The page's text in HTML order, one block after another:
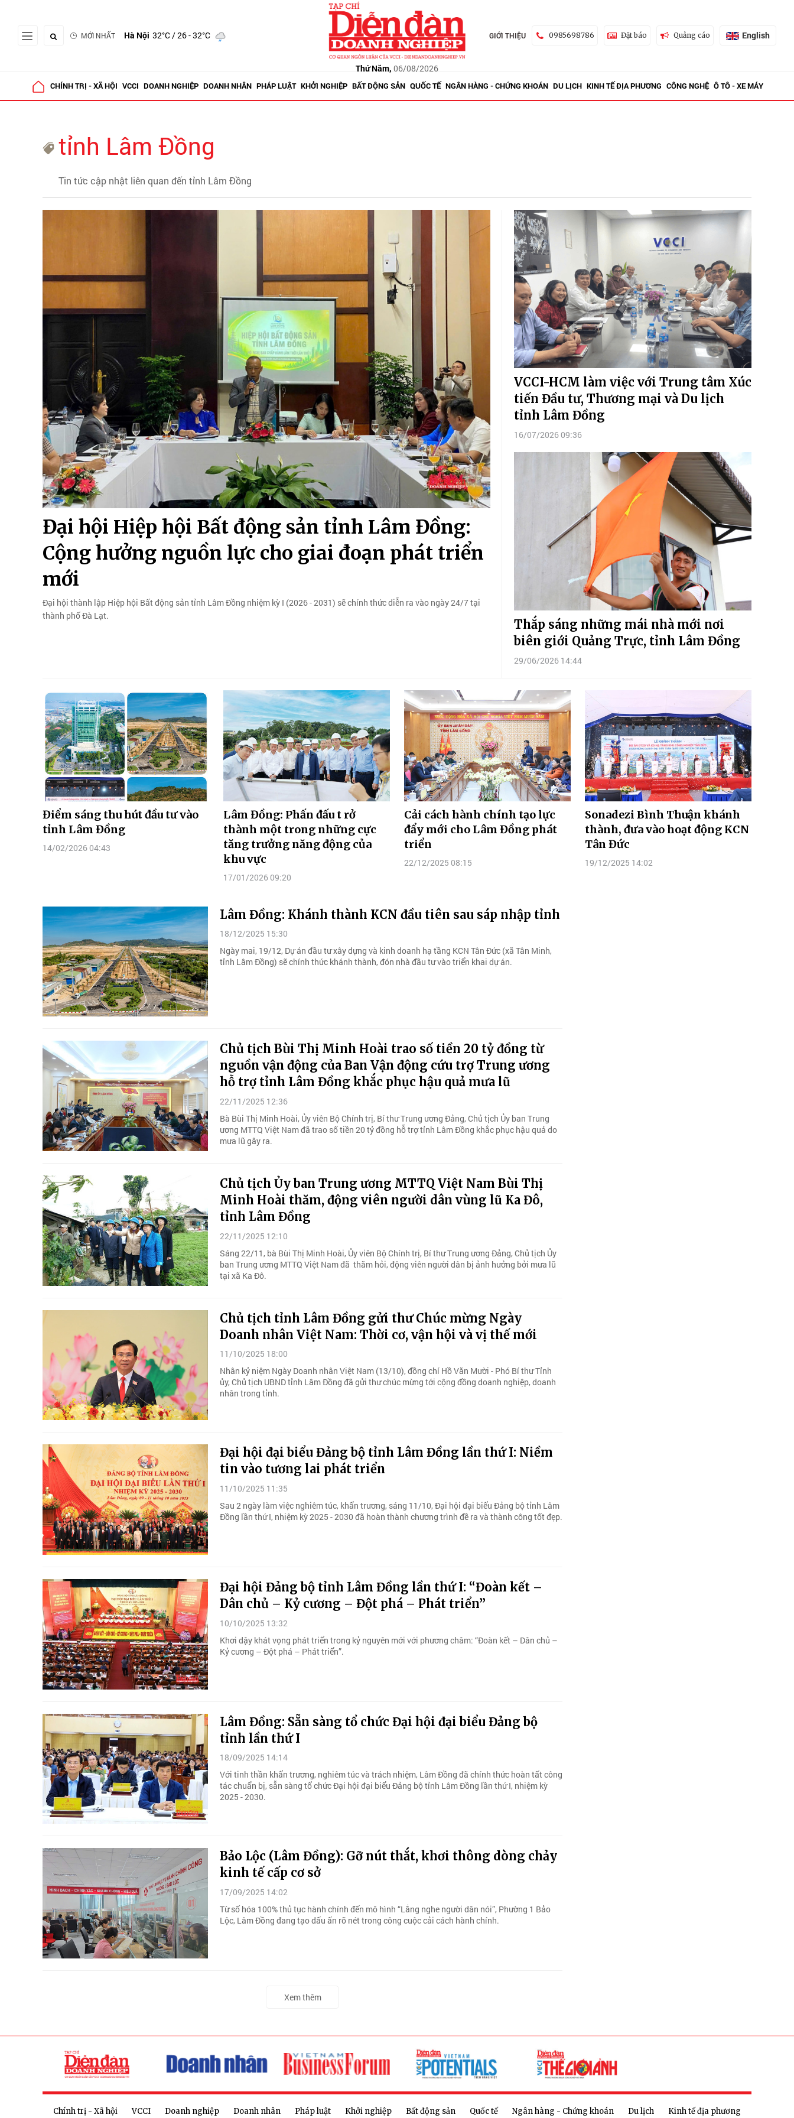
MỚI NHẤT Hà Nội 32°C/ 26 - 32°C
Thứ Năm, 06/08/2026
GIỚI THIỆU 0985698786 Đặt báo Quảng cáo English
CHÍNH TRỊ - XÃ HỘI VCCI DOANH NGHIỆP DOANH NHÂN PHÁP LUẬT KHỞI NGHIỆP BẤT ĐỘNG SẢN QUỐC TẾ NGÂN HÀNG - CHỨNG KHOÁN DU LỊCH KINH TẾ ĐỊA PHƯƠNG CÔNG NGHỆ Ô TÔ - XE MÁY
tỉnh Lâm Đồng
Tin tức cập nhật liên quan đến tỉnh Lâm Đồng
Đại hội Hiệp hội Bất động sản tỉnh Lâm Đồng:
Cộng hưởng nguồn lực cho giai đoạn phát triển
mới
Đại hội thành lập Hiệp hội Bất động sản tỉnh Lâm Đồng nhiệm kỳ I (2026 - 2031) sẽ chính thức diễn ra vào ngày 24/7 tại
thành phố Đà Lạt.
VCCI-HCM làm việc với Trung tâm Xúc
tiến Đầu tư, Thương mại và Du lịch
tỉnh Lâm Đồng
16/07/2026 09:36
Thắp sáng những mái nhà mới nơi
biên giới Quảng Trực, tỉnh Lâm Đồng
29/06/2026 14:44
Điểm sáng thu hút đầu tư vào
tỉnh Lâm Đồng
14/02/2026 04:43
Lâm Đồng: Phấn đấu t rở
thành một trong những cực
tăng trưởng năng động của
khu vực
17/01/2026 09:20
Cải cách hành chính tạo lực
đẩy mới cho Lâm Đồng phát
triển
22/12/2025 08:15
Sonadezi Bình Thuận khánh
thành, đưa vào hoạt động KCN
Tân Đức
19/12/2025 14:02
Lâm Đồng: Khánh thành KCN đầu tiên sau sáp nhập tỉnh
18/12/2025 15:30
Ngày mai, 19/12, Dự án đầu tư xây dựng và kinh doanh hạ tầng KCN Tân Đức (xã Tân Minh,
tỉnh Lâm Đồng) sẽ chính thức khánh thành, đón nhà đầu tư vào triển khai dự án.
Chủ tịch Bùi Thị Minh Hoài trao số tiền 20 tỷ đồng từ
nguồn vận động của Ban Vận động cứu trợ Trung ương
hỗ trợ tỉnh Lâm Đồng khắc phục hậu quả mưa lũ
22/11/2025 12:36
Bà Bùi Thị Minh Hoài, Ủy viên Bộ Chính trị, Bí thư Trung ương Đảng, Chủ tịch Ủy ban Trung
ương MTTQ Việt Nam đã trao số tiền 20 tỷ đồng hỗ trợ tỉnh Lâm Đồng khắc phục hậu quả do
mưa lũ gây ra.
Chủ tịch Ủy ban Trung ương MTTQ Việt Nam Bùi Thị
Minh Hoài thăm, động viên người dân vùng lũ Ka Đô,
tỉnh Lâm Đồng
22/11/2025 12:10
Sáng 22/11, bà Bùi Thị Minh Hoài, Ủy viên Bộ Chính trị, Bí thư Trung ương Đảng, Chủ tịch Ủy
ban Trung ương MTTQ Việt Nam đã thăm hỏi, động viên người dân bị ảnh hưởng bởi mưa lũ
tại xã Ka Đô.
Chủ tịch tỉnh Lâm Đồng gửi thư Chúc mừng Ngày
Doanh nhân Việt Nam: Thời cơ, vận hội và vị thế mới
11/10/2025 18:00
Nhân kỷ niệm Ngày Doanh nhân Việt Nam (13/10), đồng chí Hồ Văn Mười - Phó Bí thư Tỉnh
ủy, Chủ tịch UBND tỉnh Lâm Đồng đã gửi thư chúc mừng tới cộng đồng doanh nghiệp, doanh
nhân trong tỉnh.
Đại hội đại biểu Đảng bộ tỉnh Lâm Đồng lần thứ I: Niềm
tin vào tương lai phát triển
11/10/2025 11:35
Sau 2 ngày làm việc nghiêm túc, khẩn trương, sáng 11/10, Đại hội đại biểu Đảng bộ tỉnh Lâm
Đồng lần thứ I, nhiệm kỳ 2025 - 2030 đã hoàn thành chương trình đề ra và thành công tốt đẹp.
Đại hội Đảng bộ tỉnh Lâm Đồng lần thứ I: “Đoàn kết –
Dân chủ – Kỷ cương – Đột phá – Phát triển”
10/10/2025 13:32
Khơi dậy khát vọng phát triển trong kỷ nguyên mới với phương châm: “Đoàn kết – Dân chủ –
Kỷ cương – Đột phá – Phát triển”.
Lâm Đồng: Sẵn sàng tổ chức Đại hội đại biểu Đảng bộ
tỉnh lần thứ I
18/09/2025 14:14
Với tinh thần khẩn trương, nghiêm túc và trách nhiệm, Lâm Đồng đã chính thức hoàn tất công
tác chuẩn bị, sẵn sàng tổ chức Đại hội đại biểu Đảng bộ tỉnh Lâm Đồng lần thứ I, nhiệm kỳ
2025 - 2030.
Bảo Lộc (Lâm Đồng): Gỡ nút thắt, khơi thông dòng chảy
kinh tế cấp cơ sở
17/09/2025 14:02
Từ số hóa 100% thủ tục hành chính đến mô hình “Lắng nghe người dân nói”, Phường 1 Bảo
Lộc, Lâm Đồng đang tạo dấu ấn rõ nét trong công cuộc cải cách hành chính.
Xem thêm
Chính trị - Xã hội VCCI Doanh nghiệp Doanh nhân Pháp luật Khởi nghiệp Bất động sản Quốc tế Ngân hàng - Chứng khoán Du lịch Kinh tế địa phương